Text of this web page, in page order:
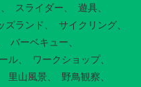
スライダー
遊具
ズランド
サイクリング
バーベキュー
ル
ワークショップ
里山風景
野鳥観察